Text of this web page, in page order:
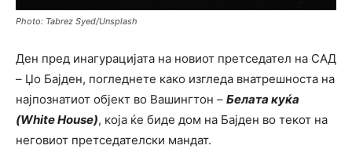
Photo: Tabrez Syed/Unsplash
Ден пред инагурацијата на новиот претседател на САД
– Џо Бајден, погледнете како изгледа внатрешноста на
најпознатиот објект во Вашингтон – Белата куќа
(White House), која ќе биде дом на Бајден во текот на
неговиот претседателски мандат.